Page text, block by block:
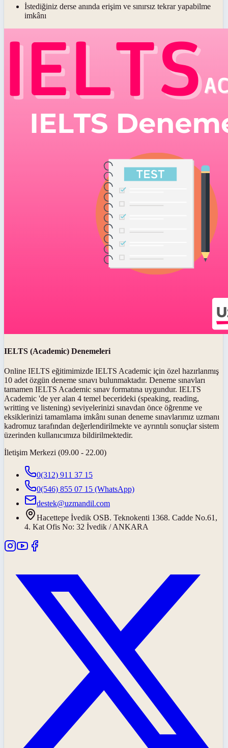
İstediğiniz derse anında erişim ve sınırsız tekrar yapabilme
imkânı
IELTS (Academic) Denemeleri
Online IELTS eğitimimizde IELTS Academic için özel hazırlanmış
10 adet özgün deneme sınavı bulunmaktadır. Deneme sınavları
tamamen IELTS Academic sınav formatına uygundur. IELTS
Academic 'de yer alan 4 temel becerideki (speaking, reading,
writting ve listening) seviyelerinizi sınavdan önce öğrenme ve
eksiklerinizi tamamlama imkânı sunan deneme sınavlarımız uzmanı
kadromuz tarafından değerlendirilmekte ve ayrıntılı sonuçlar sistem
üzerinden kullanıcımıza bildirilmektedir.
İletişim Merkezi (09.00 - 22.00)
0(312) 911 37 15
0(546) 855 07 15 (WhatsApp)
destek@uzmandil.com
Hacettepe İvedik OSB. Teknokenti 1368. Cadde No.61,
4. Kat Ofis No: 32 İvedik / ANKARA